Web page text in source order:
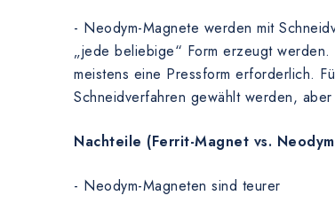
- Neodym-Magnete werden mit
„jede beliebige“ Form erzeugt
meistens eine Pressform erforderlich.
Schneidverfahren gewählt werden,
Nachteile (Ferrit-Magnet vs.
- Neodym-Magneten sind teurer